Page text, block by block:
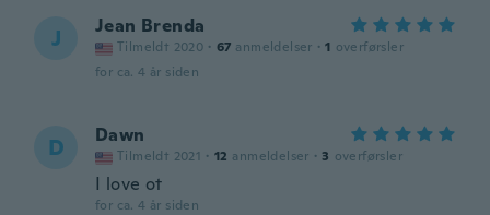
J Jean Brenda
Tilmeldt 2020 · 67 anmeldelser · 1 overførsler
for ca. 4 år siden
D Dawn
Tilmeldt 2021 · 12 anmeldelser · 3 overførsler
I love ot
for ca. 4 år siden